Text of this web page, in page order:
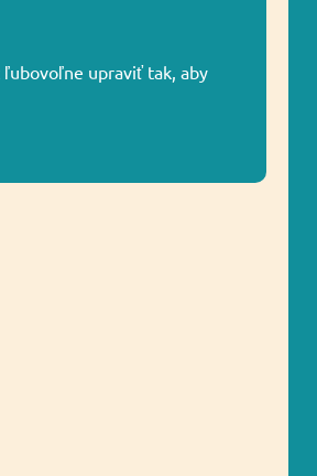
upraviť tak, aby